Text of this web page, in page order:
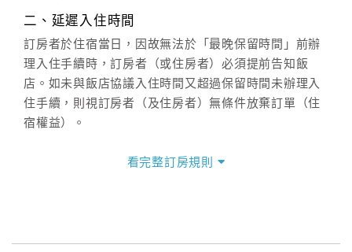
(07)9682715 。
二、延遲入住時間
訂房者於住宿當日，因故無法於「最晚保留時間」前辦
理入住手續時，訂房者（或住房者）必須提前告知飯
店。如未與飯店協議入住時間又超過保留時間未辦理入
住手續，則視訂房者（及住房者）無條件放棄訂單（住
宿權益）。
四、訂單異動
看完整訂房規則